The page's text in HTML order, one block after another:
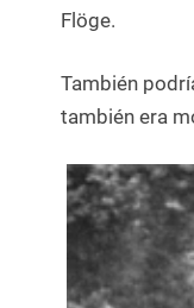
Flöge.
También
también era